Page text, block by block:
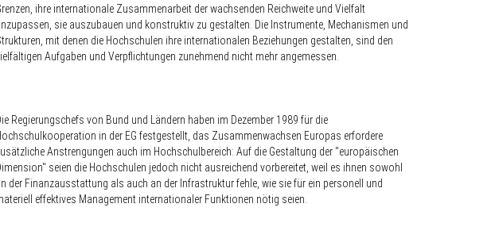
ihre internationale Zusammenarbeit der wachsenden Reichweite und Vielfalt
sie auszubauen und konstruktiv zu gestalten. Die Instrumente, Mechanismen und
mit denen die Hochschulen ihre internationalen Beziehungen gestalten, sind den
Aufgaben und Verpflichtungen zunehmend nicht mehr angemessen.
Regierungschefs von Bund und Ländern haben im Dezember 1989 für die
in der EG festgestellt, das Zusammenwachsen Europas erfordere
Anstrengungen auch im Hochschulbereich: Auf die Gestaltung der "europäischen
seien die Hochschulen jedoch nicht ausreichend vorbereitet, weil es ihnen sowohl
der Finanzausstattung als auch an der Infrastruktur fehle, wie sie für ein personell und
effektives Management internationaler Funktionen nötig seien.